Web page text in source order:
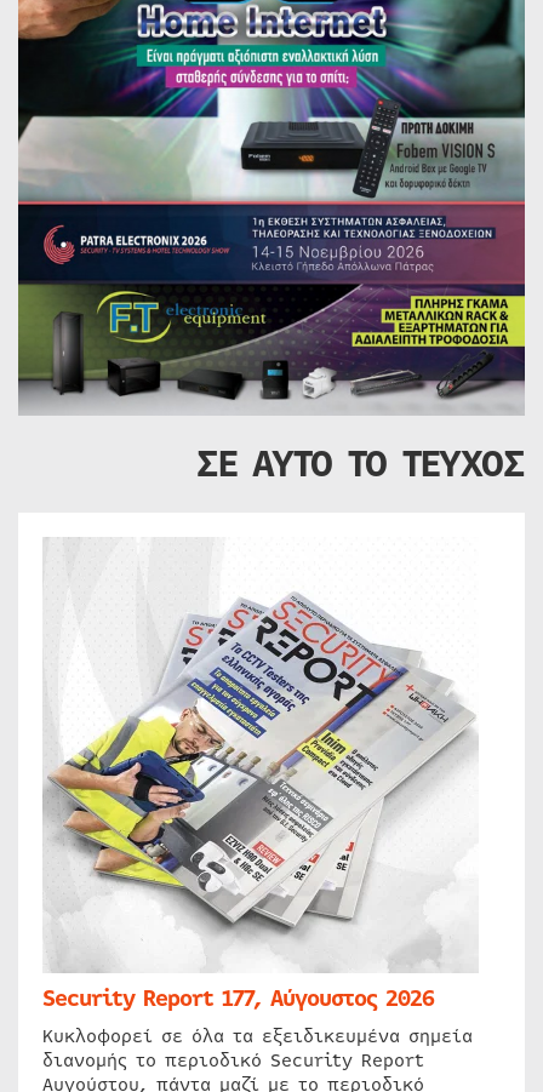
ΣΕ ΑΥΤΟ ΤΟ ΤΕΥΧΟΣ
Security Report 177, Αύγουστος 2026
Κυκλοφορεί σε όλα τα εξειδικευμένα σημεία
διανομής το περιοδικό Security Report
Αυγούστου, πάντα μαζί με το περιοδικό